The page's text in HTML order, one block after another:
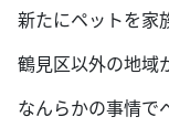
新たにペットを家
鶴見区以外の地域
なんらかの事情で